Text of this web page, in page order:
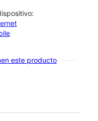
este producto